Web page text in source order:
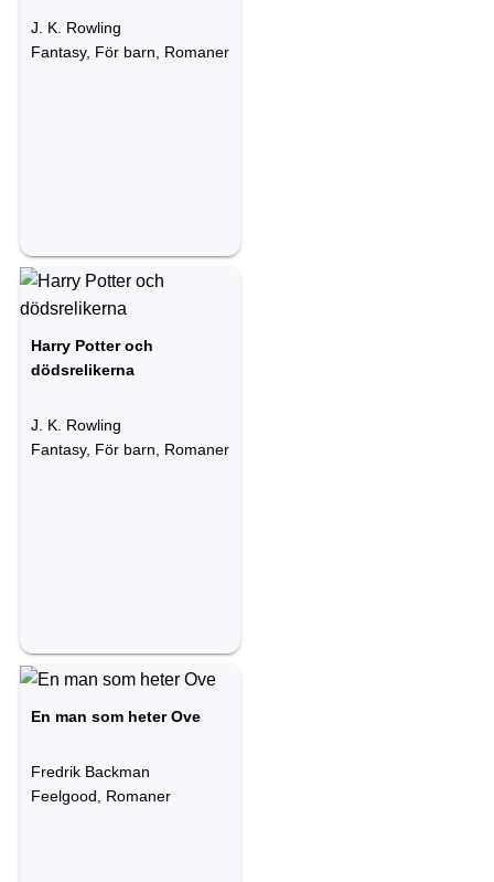
J. K. Rowling
Fantasy, För barn, Romaner
Harry Potter och
dödsrelikerna
J. K. Rowling
Fantasy, För barn, Romaner
En man som heter Ove
Fredrik Backman
Feelgood, Romaner